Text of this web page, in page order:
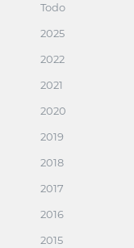
Todo
2025
2022
2021
2020
2019
2018
2017
2016
2015